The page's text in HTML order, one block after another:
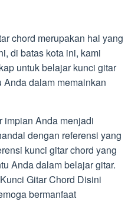
chord merupakan hal yang
di batas kota ini, kami
untuk belajar kunci gitar
dalam memainkan
impian Anda menjadi
dengan referensi yang
kunci gitar chord yang
Anda dalam belajar gitar.
Gitar Chord Disini
bermanfaat